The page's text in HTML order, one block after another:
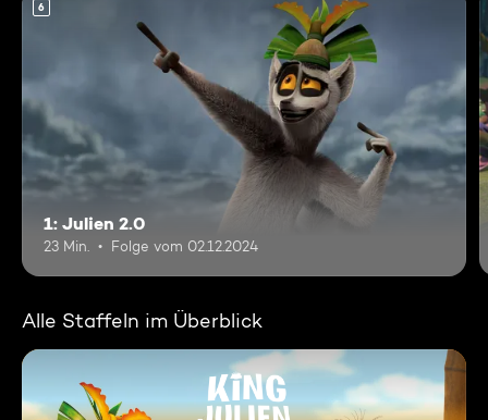
6
1: Julien 2.0
23 Min. Folge vom 02.12.2024
Alle Staffeln im Überblick